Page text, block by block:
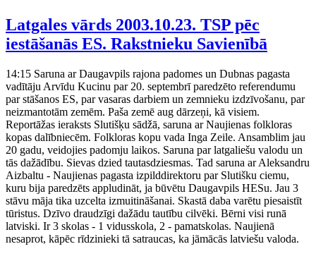
Latgales vārds 2003.10.23. TSP pēc
iestāšanās ES. Rakstnieku Savienībā
14:15 Saruna ar Daugavpils rajona padomes un Dubnas pagasta
vadītāju Arvīdu Kucinu par 20. septembrī paredzēto referendumu
par stāšanos ES, par vasaras darbiem un zemnieku izdzīvošanu, par
neizmantotām zemēm. Paša zemē aug dārzeņi, kā visiem.
Reportāžas ieraksts Slutišķu sādžā, saruna ar Naujienas folkloras
kopas dalībniecēm. Folkloras kopu vada Inga Zeile. Ansamblim jau
20 gadu, veidojies padomju laikos. Saruna par latgaliešu valodu un
tās dažādību. Sievas dzied tautasdziesmas. Tad saruna ar Aleksandru
Aizbaltu - Naujienas pagasta izpilddirektoru par Slutišku ciemu,
kuru bija paredzēts appludināt, ja būvētu Daugavpils HESu. Jau 3
stāvu māja tika uzcelta izmuitināšanai. Skastā daba varētu piesaistīt
tūristus. Dzīvo draudzīgi dažādu tautību cilvēki. Bērni visi runā
latviski. Ir 3 skolas - 1 vidusskola, 2 - pamatskolas. Naujienā
nesaprot, kāpēc rīdzinieki tā satraucas, ka jāmācās latviešu valoda.